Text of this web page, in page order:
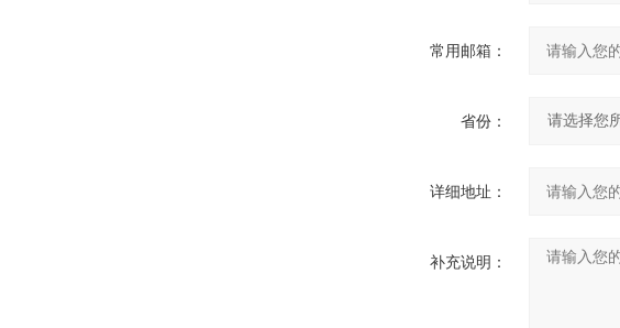
常用邮箱：
省份：
详细地址：
补充说明：